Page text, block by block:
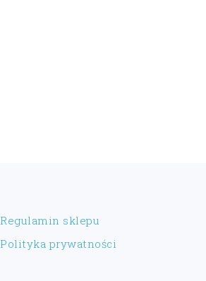
Regulamin sklepu
Polityka prywatności